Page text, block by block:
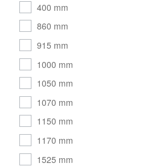
400 mm
860 mm
915 mm
1000 mm
1050 mm
1070 mm
1150 mm
1170 mm
1525 mm